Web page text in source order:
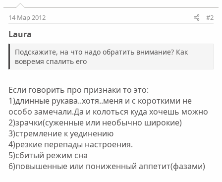
14 Мар 2012 #2
Laura
Подскажите, на что надо обратить внимание? Как
вовремя спалить его
Если говорить про признаки то это:
1)длинные рукава..хотя..меня и с короткими не
особо замечали.Да и колоться куда хочешь можно
2)зрачки(суженные или необычно широкие)
3)стремление к уединению
4)резкие перепады настроения.
5)сбитый режим сна
6)повышенные или пониженный аппетит(фазами)